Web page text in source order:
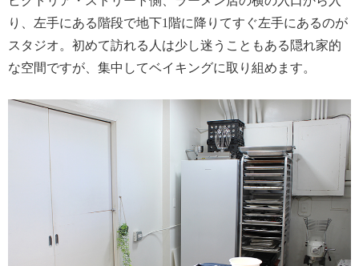
り、左手にある階段で地下1階に降りてすぐ左手にあるのが
スタジオ。初めて訪れる人は少し迷うこともある隠れ家的
な空間ですが、集中してベイキングに取り組めます。